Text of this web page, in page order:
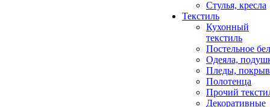
Стулья, кресла
Текстиль
Кухонный
текстиль
Постельное
Одеяла,
Пледы,
Полотенца
Прочий
Декоративные